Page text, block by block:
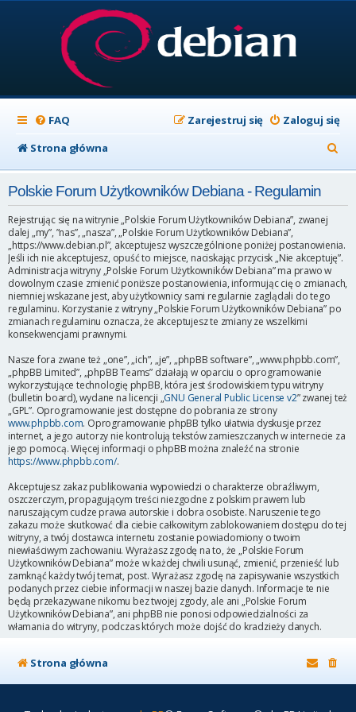
FAQ Zaloguj się
Zarejestruj się
Strona główna
z
j
Polskie Forum Użytkowników Debiana - Regulamin
Rejestrując się na witrynie „Polskie Forum Użytkowników Debiana”, zwanej
dalej „my”, ”nas”, „nasza”, „Polskie Forum Użytkowników Debiana”,
„https://www.debian.pl”, akceptujesz wyszczególnione poniżej postanowienia.
Jeśli ich nie akceptujesz, opuść to miejsce, naciskając przycisk „Nie akceptuję”.
Administracja witryny „Polskie Forum Użytkowników Debiana” ma prawo w
dowolnym czasie zmienić poniższe postanowienia, informując cię o zmianach,
niemniej wskazane jest, aby użytkownicy sami regularnie zaglądali do tego
regulaminu. Korzystanie z witryny „Polskie Forum Użytkowników Debiana” po
zmianach regulaminu oznacza, że akceptujesz te zmiany ze wszelkimi
konsekwencjami prawnymi.
Nasze fora zwane też „one”, „ich”, „je”, „phpBB software”, „www.phpbb.com”,
„phpBB Limited”, „phpBB Teams” działają w oparciu o oprogramowanie
wykorzystujące technologię phpBB, która jest środowiskiem typu witryny
(bulletin board), wydane na licencji „GNU General Public License v2” zwanej też
„GPL”. Oprogramowanie jest dostępne do pobrania ze strony
www.phpbb.com. Oprogramowanie phpBB tylko ułatwia dyskusje przez
internet, a jego autorzy nie kontrolują tekstów zamieszczanych w internecie za
jego pomocą. Więcej informacji o phpBB można znaleźć na stronie
https://www.phpbb.com/.
Akceptujesz zakaz publikowania wypowiedzi o charakterze obraźliwym,
oszczerczym, propagującym treści niezgodne z polskim prawem lub
naruszającym cudze prawa autorskie i dobra osobiste. Naruszenie tego
zakazu może skutkować dla ciebie całkowitym zablokowaniem dostępu do tej
witryny, a twój dostawca internetu zostanie powiadomiony o twoim
niewłaściwym zachowaniu. Wyrażasz zgodę na to, że „Polskie Forum
Użytkowników Debiana” może w każdej chwili usunąć, zmienić, przenieść lub
zamknąć każdy twój temat, post. Wyrażasz zgodę na zapisywanie wszystkich
podanych przez ciebie informacji w naszej bazie danych. Informacje te nie
będą przekazywane nikomu bez twojej zgody, ale ani „Polskie Forum
Użytkowników Debiana”, ani phpBB nie ponosi odpowiedzialności za
włamania do witryny, podczas których może dojść do kradzieży danych.
Strona główna